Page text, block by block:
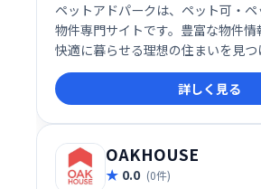
ペットアドパークは、ペット可・
物件専門サイトです。豊富な物件情
快適に暮らせる理想の住まいを見
の物件を掲載しており、あなたと
物件がきっと見つかるでしょう。
詳しく見る
OAKHOUSE
0.0 (0件)